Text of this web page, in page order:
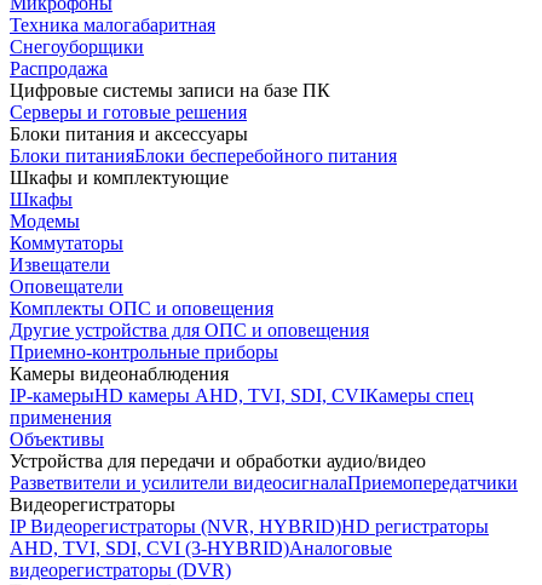
Техника малогабаритная
Снегоуборщики
Распродажа
Цифровые системы записи на базе ПК
Серверы и готовые решения
Блоки питания и аксессуары
Блоки питанияБлоки бесперебойного питания
Шкафы и комплектующие
Шкафы
Модемы
Коммутаторы
Извещатели
Оповещатели
Комплекты ОПС и оповещения
Другие устройства для ОПС и оповещения
Приемно-контрольные приборы
Камеры видеонаблюдения
IP-камерыHD камеры AHD, TVI, SDI, CVIКамеры спец
применения
Объективы
Устройства для передачи и обработки аудио/видео
Разветвители и усилители видеосигналаПриемопередатчики
Видеорегистраторы
IP Видеорегистраторы (NVR, HYBRID)HD регистраторы
AHD, TVI, SDI, CVI (3-HYBRID)Аналоговые
видеорегистраторы (DVR)